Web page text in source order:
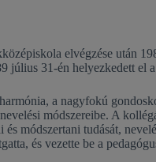
elvégzése után
július 31-én helyezkedett
a nagyfokú
módszereibe. A
és módszertani tudását,
és vezette be a